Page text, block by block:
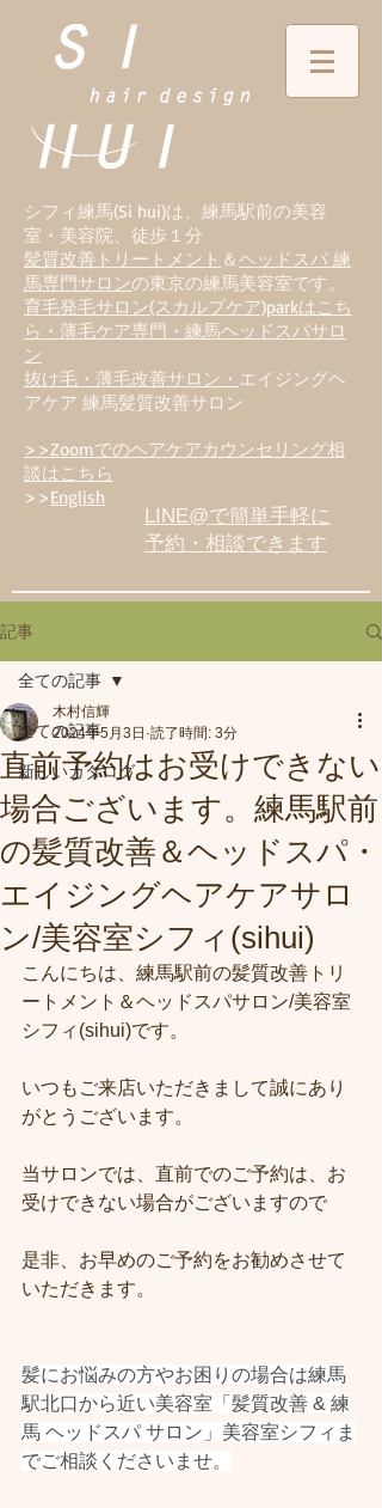
シフィ練馬(Si hui)は、 練馬駅前の美容
室・美容院、徒歩１分
髪質改善トリートメント ＆ヘッドスパ 練
馬専門サロンの東京の練馬美容室です。
育毛発毛サロン(スカルプケア)parkはこち
ら・薄毛ケア専門・練馬ヘッドスパサロ
ン
抜け毛・薄毛改善サロン・ エイジングヘ
アケア 練馬髪質改善サロン
>>Zoomでのヘアケアカウンセリング相
談はこちら
>>English
LINE@で簡単手軽に
予約・相談できます
記事
全ての記事
新しいカタログ
全ての記事
直前予約はお受けできない
場合ございます。練馬駅前
の髪質改善＆ヘッドスパ・
エイジングヘアケアサロ
ン/美容室シフィ(sihui)
木村信輝
2024年5月3日 読了時間: 3分
こんにちは、練馬駅前の髪質改善トリ
ートメント＆ヘッドスパサロン/美容室
シフィ(sihui)です。
いつもご来店いただきまして誠にあり
がとうございます。
当サロンでは、直前でのご予約は、お
受けできない場合がございますので
是非、お早めのご予約をお勧めさせて
いただきます。
髪にお悩みの方やお困りの場合は練馬
駅北口から近い美容室「髪質改善 & 練
馬 ヘッドスパ サロン」美容室シフィま
でご相談くださいませ。